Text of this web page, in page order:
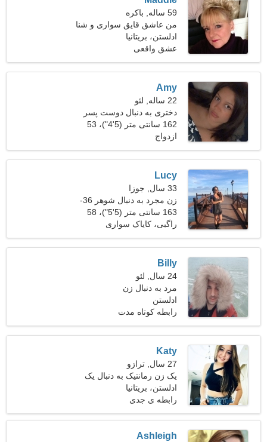
59 ساله, باکره
من عاشق قایق سواری و شنا
هستم
ادلستن، بریتانیا
عشق واقعی
Amy
22 ساله, لئو
دختری به دنبال دوست پسر
24-34
162 سانتی متر (5'4")، 53
کیلوگرم (116 پوند)
ازدواج
Lucy
33 سال, جوزا
زن مجرد به دنبال شوهر 36-
42
163 سانتی متر (5'5")، 58
کیلوگرم (127 پوند)
راگبی، کایاک سواری
Billy
24 سال, لئو
مرد به دنبال زن
ادلستن
رابطه کوتاه مدت
Katy
27 سال, ترازو
یک زن رمانتیک به دنبال یک
مرد است
ادلستن، بریتانیا
رابطه ی جدی
Ashleigh